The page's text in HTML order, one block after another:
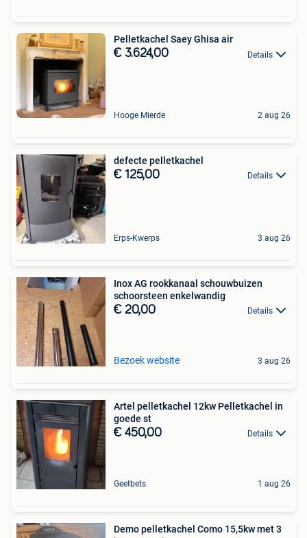
Pelletkachel Saey Ghisa air
€ 3.624,00 Details
Hooge Mierde 2 aug 26
defecte pelletkachel
€ 125,00 Details
Erps-Kwerps 3 aug 26
Inox AG rookkanaal schouwbuizen
schoorsteen enkelwandig
€ 20,00 Details
Bezoek website 3 aug 26
Artel pelletkachel 12kw Pelletkachel in
goede st
€ 450,00 Details
Geetbets 1 aug 26
Demo pelletkachel Como 15,5kw met 3